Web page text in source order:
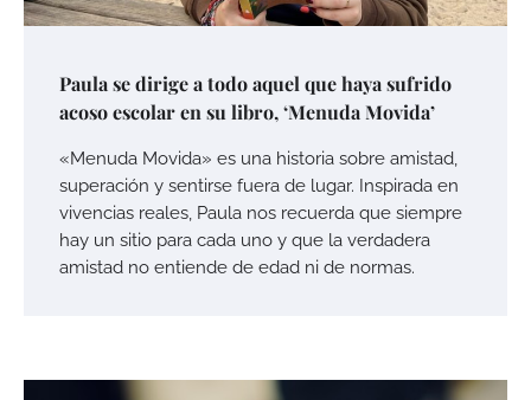
Paula se dirige a todo aquel que haya sufrido
acoso escolar en su libro, ‘Menuda Movida’
«Menuda Movida» es una historia sobre amistad,
superación y sentirse fuera de lugar. Inspirada en
vivencias reales, Paula nos recuerda que siempre
hay un sitio para cada uno y que la verdadera
amistad no entiende de edad ni de normas.